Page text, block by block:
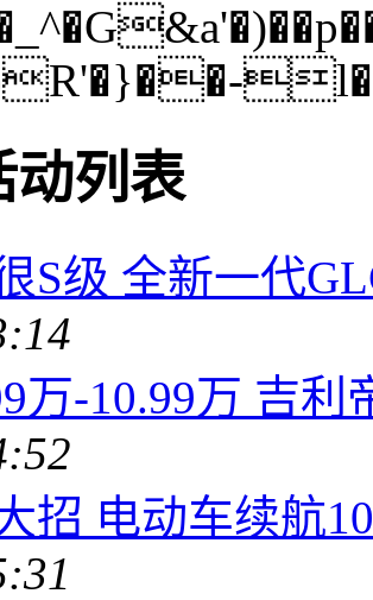
动列表
S级 全新一代
万-10.99万 吉利
招 电动车续航